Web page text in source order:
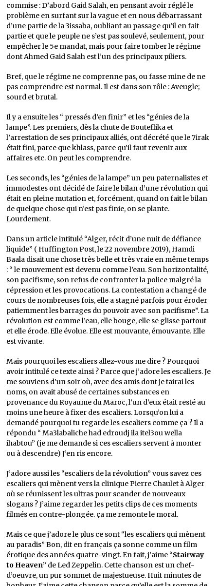
commise : D’abord Gaid Salah, en pensant avoir réglé le
problème en surfant sur la vague et en nous débarrassant
d’une partie de la 3issaba, oubliant au passage qu’il en fait
partie et que le peuple ne s’est pas soulevé, seulement, pour
empêcher le 5e mandat, mais pour faire tomber le régime
dont Ahmed Gaid Salah est l’un des principaux piliers.
Bref, que le régime ne comprenne pas, ou fasse mine de ne
pas comprendre est normal. Il est dans son rôle : Aveugle;
sourd et brutal.
Il y a ensuite les “ pressés d’en finir” et les “génies de la
lampe”. Les premiers, dès la chute de Bouteflika et
l’arrestation de ses principaux alliés, ont décrété que le 7irak
était fini, parce que khlass, parce qu’il faut revenir aux
affaires etc. On peut les comprendre.
Les seconds, les “génies de la lampe” un peu paternalistes et
immodestes ont décidé de faire le bilan d’une révolution qui
était en pleine mutation et, forcément, quand on fait le bilan
de quelque chose qui n’est pas finie, on se plante.
Lourdement.
Dans un article intitulé “Alger, récit d’une nuit de défiance
liquide” ( Huffington Post, le 22 novembre 2019), Hamdi
Baala disait une chose très belle et très vraie en même temps
: “ le mouvement est devenu comme l’eau. Son horizontalité,
son pacifisme, son refus de confronter la police malgré la
répression et les provocations. La contestation a changé de
cours de nombreuses fois, elle a stagné parfois pour éroder
patiemment les barrages du pouvoir avec son pacifisme”. La
révolution est comme l’eau, elle bouge, elle se glisse partout
et elle érode. Elle évolue. Elle est mouvante, émouvante. Elle
est vivante.
Mais pourquoi les escaliers allez-vous me dire ? Pourquoi
avoir intitulé ce texte ainsi ? Parce que j’adore les escaliers. Je
me souviens d’un soir où, avec des amis dont je tairai les
noms, on avait abusé de certaines substances en
provenance du Royaume du Maroc, l’un d’eux était resté au
moins une heure à fixer des escaliers. Lorsqu’on lui a
demandé pourquoi tu regarde les escaliers comme ça ? Il a
répondu “ Ma3labaliche had edroudj ila itel3ou wella
ihabtou” (je me demande si ces escaliers servent à monter
ou à descendre) J’en ris encore.
J’adore aussi les “escaliers de la révolution” vous savez ces
escaliers qui mènent vers la clinique Pierre Chaulet à Alger
où se réunissent les ultras pour scander de nouveaux
slogans ? J’aime regarder les petits clips de ces moments
filmés en contre-plongée. ça me remonte le moral.
Mais ce que j’adore le plus ce sont “les escaliers qui mènent
au paradis” Bon, dit en français ça sonne comme un film
érotique des années quatre-vingt. En fait, j’aime “Stairway
to Heaven” de Led Zeppelin. Cette chanson est un chef-
d’oeuvre, un pur sommet de majestueuse. Huit minutes de